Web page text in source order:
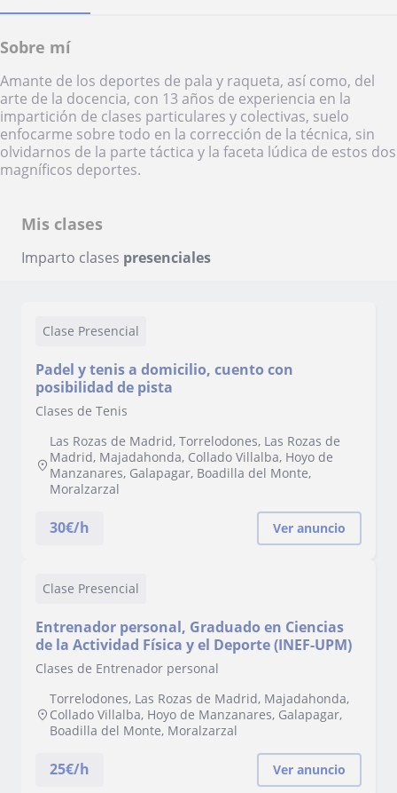
Sobre mí
Amante de los deportes de pala y raqueta, así como, del
arte de la docencia, con 13 años de experiencia en la
impartición de clases particulares y colectivas, suelo
enfocarme sobre todo en la corrección de la técnica, sin
olvidarnos de la parte táctica y la faceta lúdica de estos dos
magníficos deportes.
Mis clases
Imparto clases presenciales
Clase Presencial
Padel y tenis a domicilio, cuento con
posibilidad de pista
Clases de Tenis
Las Rozas de Madrid, Torrelodones, Las Rozas de
Madrid, Majadahonda, Collado Villalba, Hoyo de
Manzanares, Galapagar, Boadilla del Monte,
Moralzarzal
30€/h Ver anuncio
Clase Presencial
Entrenador personal, Graduado en Ciencias
de la Actividad Física y el Deporte (INEF-UPM)
Clases de Entrenador personal
Torrelodones, Las Rozas de Madrid, Majadahonda,
Collado Villalba, Hoyo de Manzanares, Galapagar,
Boadilla del Monte, Moralzarzal
25€/h Ver anuncio